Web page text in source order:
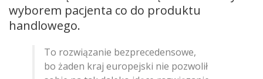
wyborem pacjenta co do produktu
handlowego.
To rozwiązanie bezprecedensowe,
bo żaden kraj europejski nie pozwolił